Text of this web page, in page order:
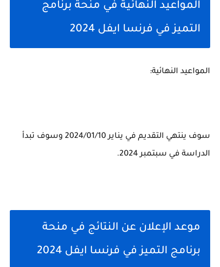
المواعيد النهائية في منحة برنامج
التميز في فرنسا ايفل 2024
المواعيد النهائية:
سوف ينتهي التقديم في يناير 2024/01/10 وسوف تبدأ
الدراسة في سبتمبر 2024.
موعد الإعلان عن النتائج في منحة
برنامج التميز في فرنسا ايفل 2024